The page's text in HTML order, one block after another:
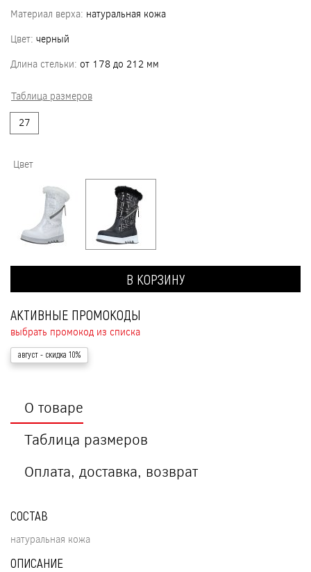
Материал верха: натуральная кожа
Цвет: черный
Длина стельки: от 178 до 212 мм
Таблица размеров
27
Цвет
В КОРЗИНУ
АКТИВНЫЕ ПРОМОКОДЫ
выбрать промокод из списка
август - скидка 10%
О товаре
Таблица размеров
Оплата, доставка, возврат
СОСТАВ
натуральная кожа
ОПИСАНИЕ